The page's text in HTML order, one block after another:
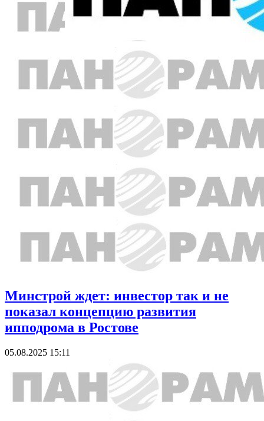
Минстрой ждет: инвестор так и не
показал концепцию развития
ипподрома в Ростове
05.08.2025 15:11